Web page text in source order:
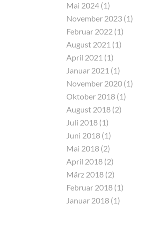
Mai 2024 (1)
November 2023 (1)
Februar 2022 (1)
August 2021 (1)
April 2021 (1)
Januar 2021 (1)
November 2020 (1)
Oktober 2018 (1)
August 2018 (2)
Juli 2018 (1)
Juni 2018 (1)
Mai 2018 (2)
April 2018 (2)
März 2018 (2)
Februar 2018 (1)
Januar 2018 (1)